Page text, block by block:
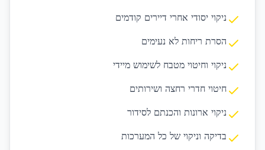
ניקוי יסודי אחרי דיירים קודמים
הסרת ריחות לא נעימים
ניקוי וחיטוי מטבח לשימוש מיידי
חיטוי חדרי רחצה ושירותים
ניקוי ארונות והכנתם לסידור
בדיקה וניקוי של כל המערכות